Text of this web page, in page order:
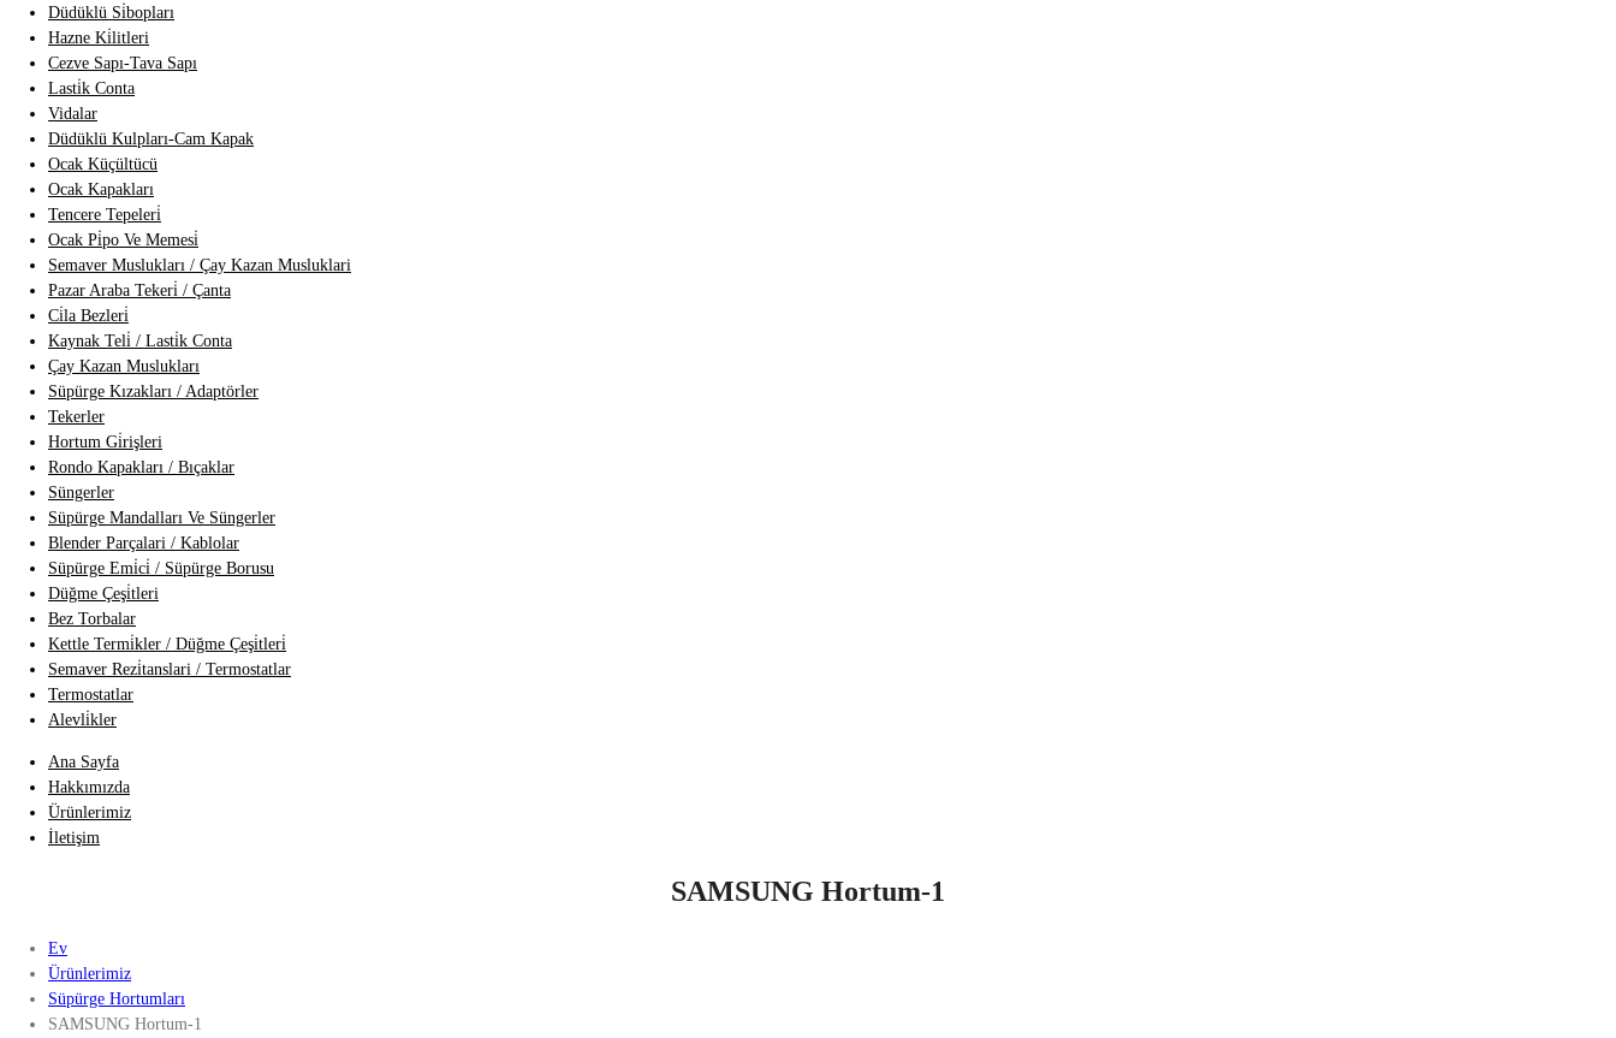
Düdüklü Si̇bopları
Hazne Ki̇litleri
Cezve Sapı-Tava Sapı
Lasti̇k Conta
Vidalar
Düdüklü Kulpları-Cam Kapak
Ocak Küçültücü
Ocak Kapakları
Tencere Tepeleri̇
Ocak Pi̇po Ve Memesi̇
Semaver Muslukları / Çay Kazan Musluklari
Pazar Araba Tekeri̇ / Çanta
Ci̇la Bezleri̇
Kaynak Teli̇ / Lasti̇k Conta
Çay Kazan Muslukları
Süpürge Kızakları / Adaptörler
Tekerler
Hortum Gi̇rişleri
Rondo Kapakları / Bıçaklar
Süngerler
Süpürge Mandalları Ve Süngerler
Blender Parçalari / Kablolar
Süpürge Emi̇ci̇ / Süpürge Borusu
Düğme Çeşi̇tleri
Bez Torbalar
Kettle Termi̇kler / Düğme Çeşi̇tleri̇
Semaver Rezi̇tanslari / Termostatlar
Termostatlar
Alevli̇kler
Ana Sayfa
Hakkımızda
Ürünlerimiz
İletişim
SAMSUNG Hortum-1
Ev
Ürünlerimiz
Süpürge Hortumları
SAMSUNG Hortum-1